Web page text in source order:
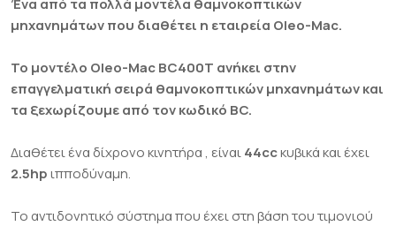
Ένα από τα πολλά μοντέλα θαμνοκοπτικών
μηχανημάτων που διαθέτει η εταιρεία Oleo-Mac.
Το μοντέλο Oleo-Mac BC400T ανήκει στην
επαγγελματική σειρά θαμνοκοπτικών μηχανημάτων και
τα ξεχωρίζουμε από τον κωδικό BC.
Διαθέτει ένα δίχρονο κινητήρα , είναι44ccκυβικά και έχει
2.5hpιπποδύναμη.
Το αντιδονητικό σύστημα που έχει στη βάση του τιμονιού